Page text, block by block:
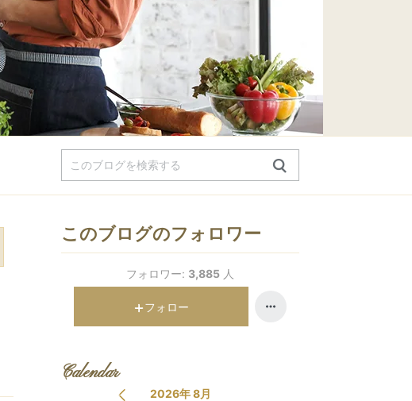
このブログのフォロワー
フォロワー: 3,885 人
フォロー
Calendar
2026年 8月